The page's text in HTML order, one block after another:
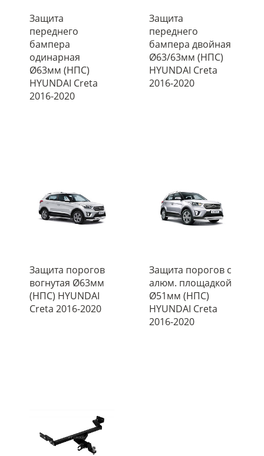
Защита
переднего
бампера
одинарная
Ø63мм (НПС)
HYUNDAI Creta
2016-2020
Защита
переднего
бампера двойная
Ø63/63мм (НПС)
HYUNDAI Creta
2016-2020
Защита порогов
вогнутая Ø63мм
(НПС) HYUNDAI
Creta 2016-2020
Защита порогов с
алюм. площадкой
Ø51мм (НПС)
HYUNDAI Creta
2016-2020